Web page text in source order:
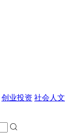
创业投资 社会人文